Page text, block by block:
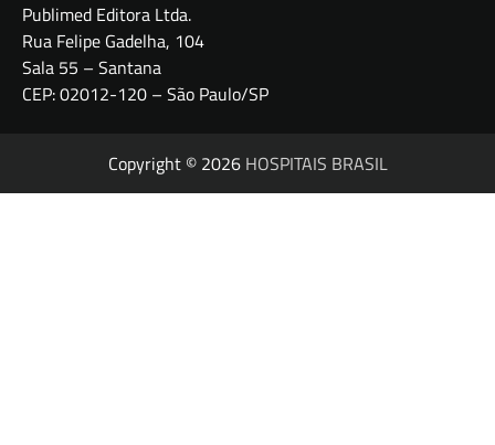
Publimed Editora Ltda.
Rua Felipe Gadelha, 104
Sala 55 – Santana
CEP: 02012-120 – São Paulo/SP
Copyright © 2026 HOSPITAIS BRASIL